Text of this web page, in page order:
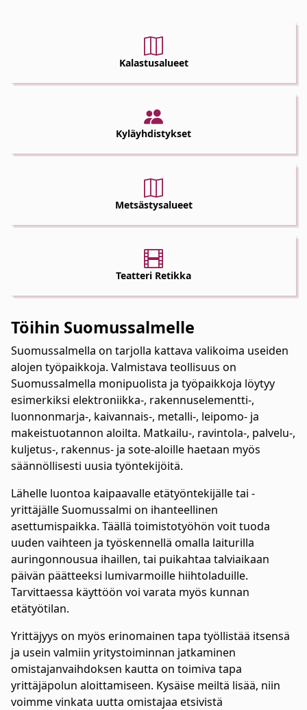
Kalastusalueet
Kyläyhdistykset
Metsästysalueet
Teatteri Retikka
Töihin Suomussalmelle
Suomussalmella on tarjolla kattava valikoima useiden
alojen työpaikkoja. Valmistava teollisuus on
Suomussalmella monipuolista ja työpaikkoja löytyy
esimerkiksi elektroniikka-, rakennuselementti-,
luonnonmarja-, kaivannais-, metalli-, leipomo- ja
makeistuotannon aloilta. Matkailu-, ravintola-, palvelu-,
kuljetus-, rakennus- ja sote-aloille haetaan myös
säännöllisesti uusia työntekijöitä.
Lähelle luontoa kaipaavalle etätyöntekijälle tai -
yrittäjälle Suomussalmi on ihanteellinen
asettumispaikka. Täällä toimistotyöhön voit tuoda
uuden vaihteen ja työskennellä omalla laiturilla
auringonnousua ihaillen, tai puikahtaa talviaikaan
päivän päätteeksi lumivarmoille hiihtoladuille.
Tarvittaessa käyttöön voi varata myös kunnan
etätyötilan.
Yrittäjyys on myös erinomainen tapa työllistää itsensä
ja usein valmiin yritystoiminnan jatkaminen
omistajanvaihdoksen kautta on toimiva tapa
yrittäjäpolun aloittamiseen. Kysäise meiltä lisää, niin
voimme vinkata uutta omistajaa etsivistä